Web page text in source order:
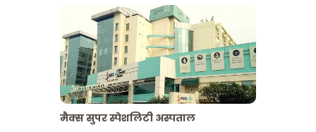
मैक्स सुपर स्पेशलिटी अस्पताल